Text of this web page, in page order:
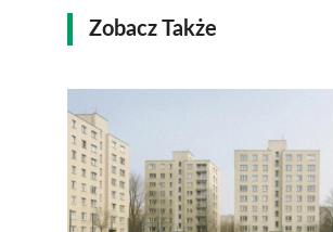
Zobacz Także